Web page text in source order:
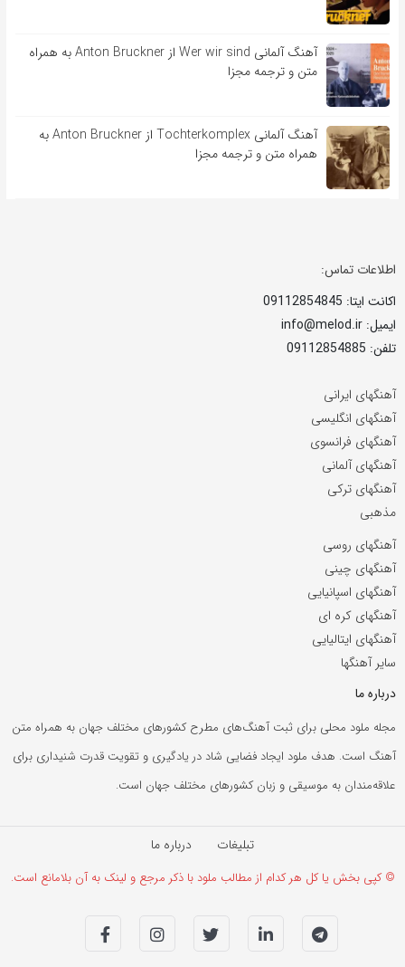
آهنگ آلمانی Wer wir sind از Anton Bruckner به همراه
متن و ترجمه مجزا
آهنگ آلمانی Tochterkomplex از Anton Bruckner به
همراه متن و ترجمه مجزا
اطلاعات تماس:
اکانت ایتا: 09112854845
ایمیل: info@melod.ir
تلفن: 09112854885
آهنگهای ایرانی
آهنگهای انگلیسی
آهنگهای فرانسوی
آهنگهای آلمانی
آهنگهای ترکی
مذهبی
آهنگهای روسی
آهنگهای چینی
آهنگهای اسپانیایی
آهنگهای کره ای
آهنگهای ایتالیایی
سایر آهنگها
درباره ما
مجله ملود محلی برای ثبت آهنگ‌های مطرح کشورهای مختلف جهان به همراه متن
آهنگ است. هدف ملود ایجاد فضایی شاد در یادگیری و تقویت قدرت شنیداری برای
علاقه‌مندان به موسیقی و زبان کشورهای مختلف جهان است.
تبلیغات درباره ما
© کپی بخش یا کل هر کدام از مطالب ملود با ذکر مرجع و لینک به آن بلامانع است.